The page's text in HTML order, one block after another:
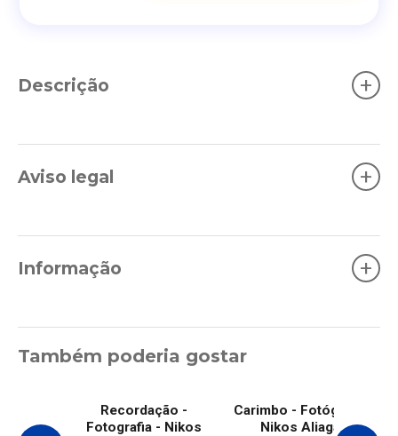
Descrição +
Aviso legal +
Informação +
Também poderia gostar
Recordação -
Fotografia - Nikos
Carimbo - Fotógrafo -
Nikos Aliagas